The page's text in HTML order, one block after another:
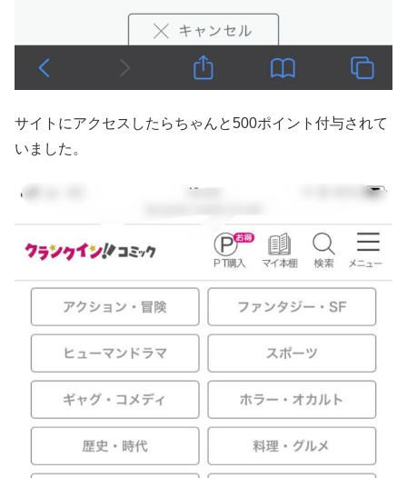
サイトにアクセスしたらちゃんと500ポイント付与されて
いました。